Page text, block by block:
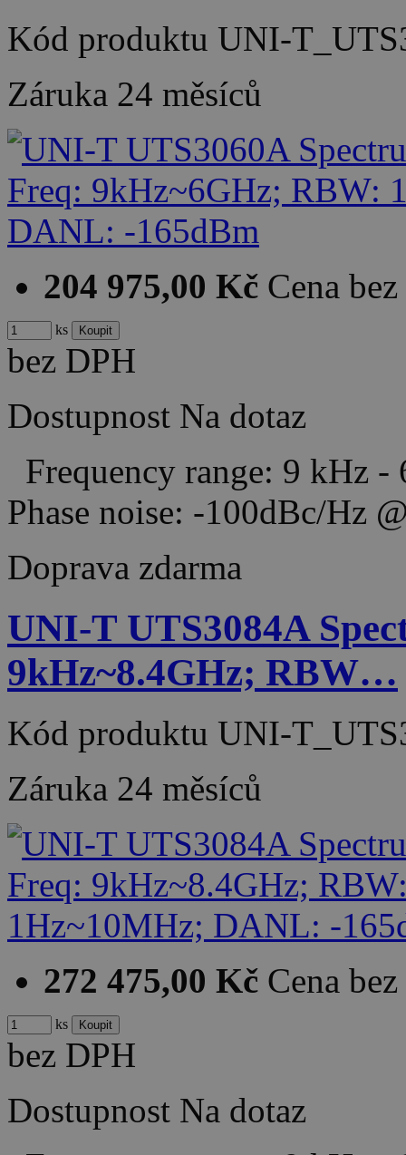
Kód produktu UNI-
Záruka 24 měsíců
204 975,00 Kč Cena
ks
bez DPH
Dostupnost Na dotaz
Frequency range: 9 kHz
Phase noise: -100dBc/
Doprava zdarma
UNI-T UTS3084A
9kHz~8.4GHz; RBW…
Kód produktu UNI-
Záruka 24 měsíců
272 475,00 Kč Cena
ks
bez DPH
Dostupnost Na dotaz